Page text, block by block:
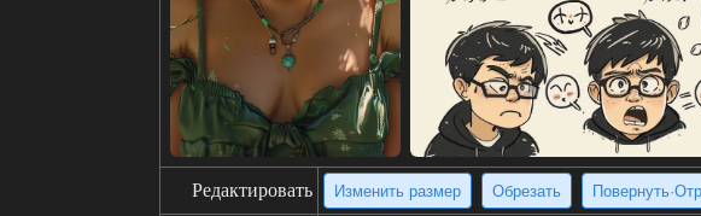
Редактировать Изменить размер Обрезать